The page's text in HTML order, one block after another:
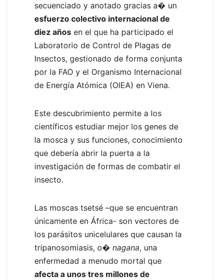
secuenciado y anotado gracias a� un
esfuerzo colectivo internacional de
diez años en el que ha participado el
Laboratorio de Control de Plagas de
Insectos, gestionado de forma conjunta
por la FAO y el Organismo Internacional
de Energía Atómica (OIEA) en Viena.
Este descubrimiento permite a los
científicos estudiar mejor los genes de
la mosca y sus funciones, conocimiento
que debería abrir la puerta a la
investigación de formas de combatir el
insecto.
Las moscas tsetsé –que se encuentran
únicamente en África- son vectores de
los parásitos unicelulares que causan la
tripanosomiasis, o� nagana, una
enfermedad a menudo mortal que
afecta a unos tres millones de